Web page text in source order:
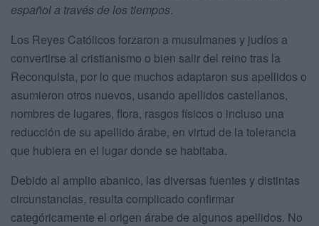
español a través de los tiempos.
Los Reyes Católicos forzaron a musulmanes y judíos a
convertirse al cristianismo o bien salir del reino tras la
Reconquista, por lo que muchos adaptaron sus apellidos o
asumieron otros nuevos, usando apellidos castellanos,
nombres de lugares, flora, rasgos físicos o incluso una
reducción de su apellido árabe, en virtud de la tolerancia
que hubiera en el lugar donde se habitaba.
Debido al amplio abanico, las diversas fuentes y distintas
circunstancias, resulta complicado confirmar
categóricamente el origen árabe de algunos apellidos. No